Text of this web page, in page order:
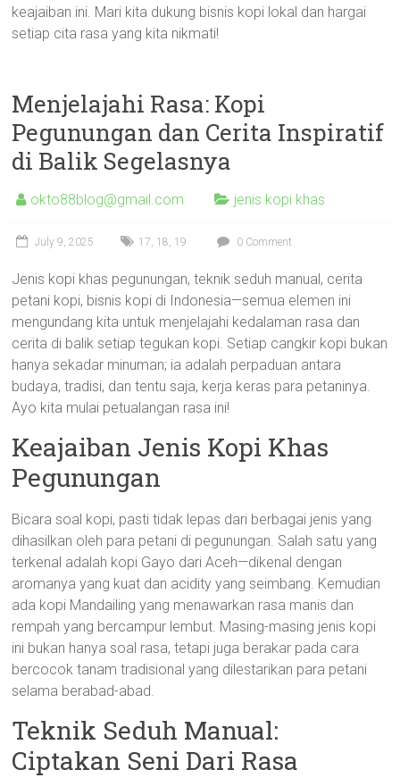
keajaiban ini. Mari kita dukung bisnis kopi lokal dan hargai
setiap cita rasa yang kita nikmati!
Menjelajahi Rasa: Kopi
Pegunungan dan Cerita Inspiratif
di Balik Segelasnya
okto88blog@gmail.com jenis kopi khas
July 9, 2025 17, 18, 19 0 Comment
Jenis kopi khas pegunungan, teknik seduh manual, cerita
petani kopi, bisnis kopi di Indonesia—semua elemen ini
mengundang kita untuk menjelajahi kedalaman rasa dan
cerita di balik setiap tegukan kopi. Setiap cangkir kopi bukan
hanya sekadar minuman; ia adalah perpaduan antara
budaya, tradisi, dan tentu saja, kerja keras para petaninya.
Ayo kita mulai petualangan rasa ini!
Keajaiban Jenis Kopi Khas
Pegunungan
Bicara soal kopi, pasti tidak lepas dari berbagai jenis yang
dihasilkan oleh para petani di pegunungan. Salah satu yang
terkenal adalah kopi Gayo dari Aceh—dikenal dengan
aromanya yang kuat dan acidity yang seimbang. Kemudian
ada kopi Mandailing yang menawarkan rasa manis dan
rempah yang bercampur lembut. Masing-masing jenis kopi
ini bukan hanya soal rasa, tetapi juga berakar pada cara
bercocok tanam tradisional yang dilestarikan para petani
selama berabad-abad.
Teknik Seduh Manual:
Ciptakan Seni Dari Rasa